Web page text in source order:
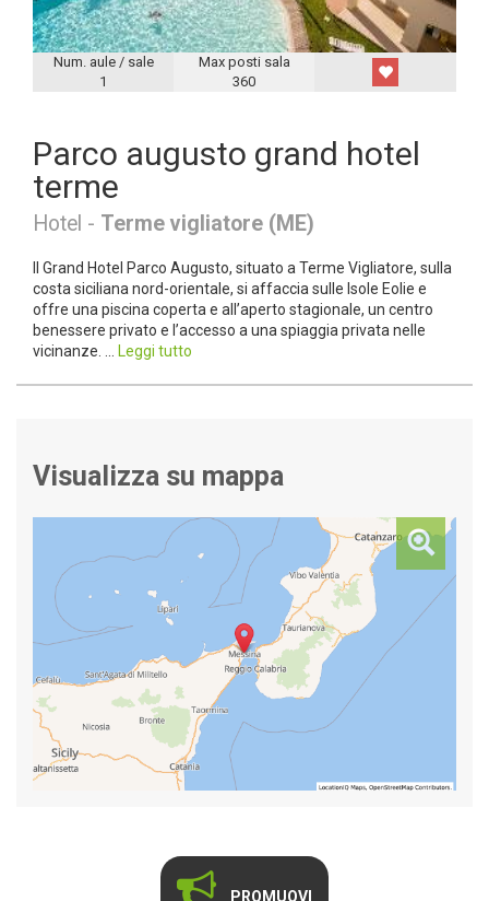
Num. aule / sale
1
Max posti sala
360
Parco augusto grand hotel
terme
Hotel - Terme vigliatore (ME)
Il Grand Hotel Parco Augusto, situato a Terme Vigliatore, sulla
costa siciliana nord-orientale, si affaccia sulle Isole Eolie e
offre una piscina coperta e all’aperto stagionale, un centro
benessere privato e l’accesso a una spiaggia privata nelle
vicinanze. ...
Leggi tutto
Visualizza su mappa
PROMUOVI